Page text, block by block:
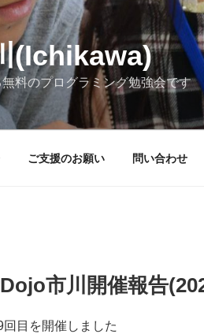
(Ichikawa)
料のプログラミング勉強会です
ご支援のお願い 問い合わせ
市川開催報告
目を開催しました